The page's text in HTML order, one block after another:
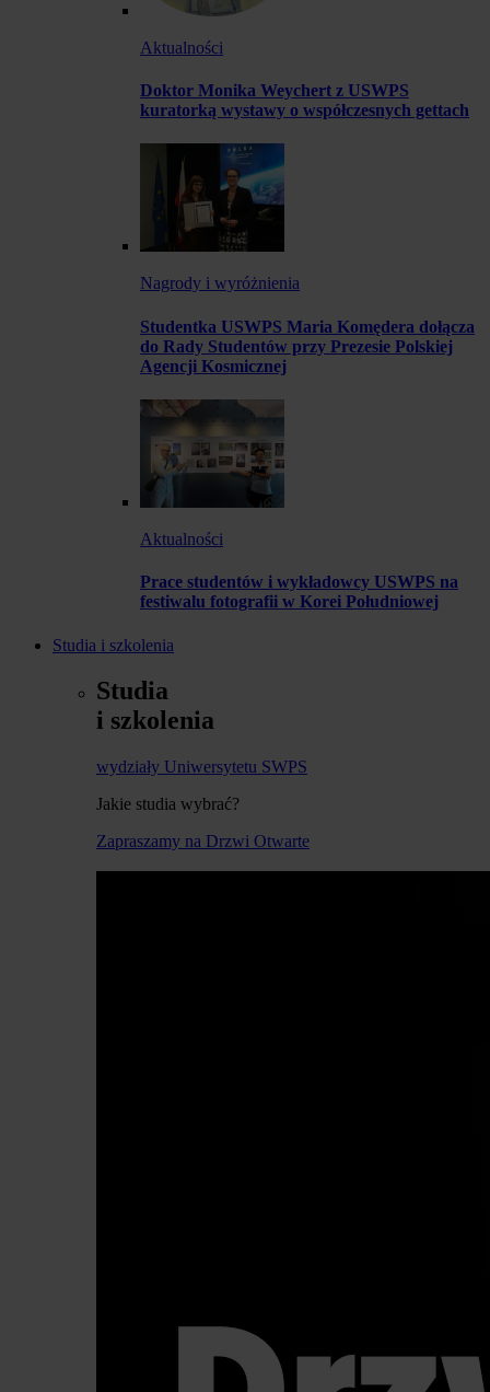
Aktualności
Doktor Monika Weychert z USWPS
kuratorką wystawy o współczesnych gettach
Nagrody i wyróżnienia
Studentka USWPS Maria Komędera dołącza
do Rady Studentów przy Prezesie Polskiej
Agencji Kosmicznej
Aktualności
Prace studentów i wykładowcy USWPS na
festiwalu fotografii w Korei Południowej
Studia i szkolenia
Studia
i szkolenia
wydziały Uniwersytetu SWPS
Jakie studia wybrać?
Zapraszamy na Drzwi Otwarte